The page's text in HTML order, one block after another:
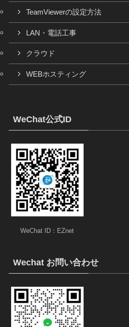
TeamViewerの設定方法
LAN・電話工事
クラウド
WEBホスティング
WeChat公式ID
WeChat ID：EZnet
Wechat お問い合わせ